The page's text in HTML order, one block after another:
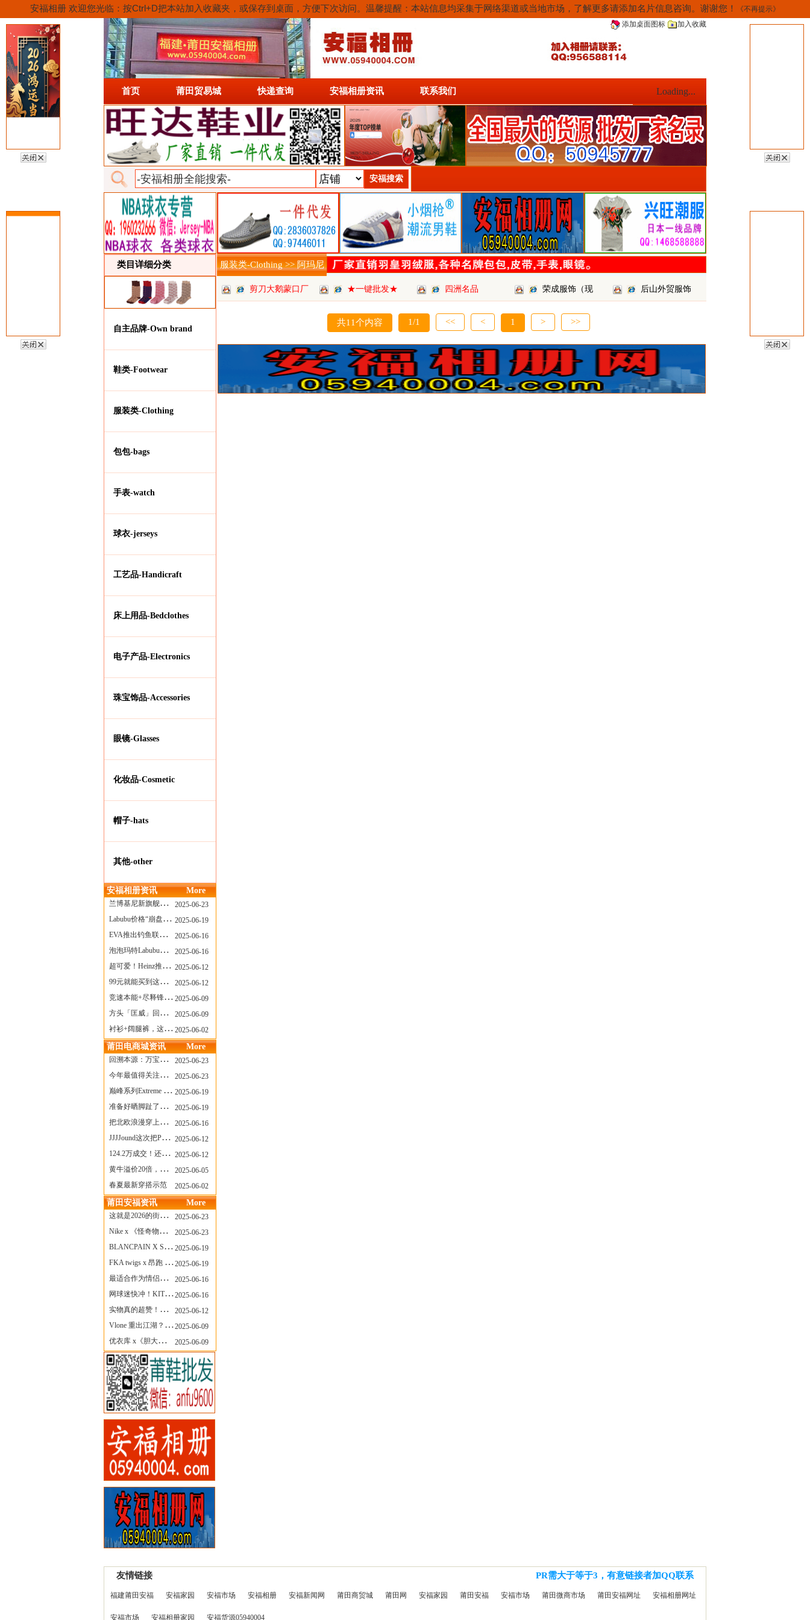
安福相册 欢迎您光临：按Ctrl+D把本站加入收藏夹，或保存到桌面，方便下次访问。温馨提醒：本站信息均采集于网络渠道或当地市场，了解更多请添加名片信息咨询。谢谢您！
《不再提示》
添加桌面图标
加入收藏
首页 莆田贸易城 快递查询 安福相册资讯 联系我们 Loading...
类目详细分类
自主品牌-Own brand
鞋类-Footwear
服装类-Clothing
包包-bags
手表-watch
球衣-jerseys
工艺品-Handicraft
床上用品-Bedclothes
电子产品-Electronics
珠宝饰品-Accessories
眼镜-Glasses
化妆品-Cosmetic
帽子-hats
其他-other
安福相册资讯 More
兰博基尼新旗舰曝光？这台顶级超跑或将在8月登场
2025-06-23
Labubu价格“崩盘”？618当日泡泡玛特预售补货量超200W！
2025-06-19
EVA推出钓鱼联名套装，初号机也能当“假饵”？
2025-06-16
泡泡玛特Labubu新品发售上演“拳王争霸”......
2025-06-16
超可爱！Heinz推出星之卡比合作款番茄酱！
2025-06-12
99元就能买到这样颜值的太阳镜？优衣库夏季墨镜系列
2025-06-12
竞速本能+尽释锋芒——罗杰杜彼Roger+Dubuis王者竞速系列飞返计时码表燃擎赛道
2025-06-09
方头「匡威」回归！日系简约里的小心思
2025-06-09
衬衫+阔腿裤，这样穿美出新高度！
2025-06-02
莆田电商城资讯 More
回溯本源：万宝龙推出明星系列都市灰腕表新作
2025-06-23
今年最值得关注的AF1！KOBE x AF1 明日发售
2025-06-23
巅峰系列Extreme Diver潜水腕表与Revival Diver复刻版潜水腕表共同推出“暗影款”新作
2025-06-19
准备好晒脚趾了吗？透明款 AF1 要回归了
2025-06-19
把北欧浪漫穿上脚，Cecilie Bahnsen x ASICS
2025-06-16
JJJJound这次把PUMA改得好安静
2025-06-12
124.2万成交！还有什么是Labubu做不到的？
2025-06-12
黄牛溢价20倍，「Labubu」3.0市价大盘点！假货比正品还贵...
2025-06-05
春夏最新穿搭示范
2025-06-02
莆田安福资讯 More
这就是2026的街头感！Prada新包我先爱了
2025-06-23
Nike x 《怪奇物语》联名回归，终于轮到这双热门款了！
2025-06-23
BLANCPAIN X SWATCH联名款 BIOCERAMIC SCUBA FIFTY FATHOMS 系列推出全新 GREEN ABYSS（碧波洋）腕表
2025-06-19
FKA twigs x 昂跑 联名来了，这三双 Cloud X 你选哪一双？
2025-06-19
最适合作为情侣鞋的New Balance 1906 Loafer出现了！
2025-06-16
网球迷快冲！KITH x Wilson 限量球拍太会设计了
2025-06-16
实物真的超赞！NB 新款 2010 新配色
2025-06-12
Vlone 重出江湖？突然又要联名，谁能想到！
2025-06-09
优衣库 x《胆大党》新品公布，第二季联动周边来了！
2025-06-09
服装类-Clothing >> 阿玛尼
剪刀大鹅蒙口厂 ★一键批发★ 四洲名品 荣成服饰（现
货）
后山外贸服饰
共11个内容 1/1 << < 1 > >>
友情链接 PR需大于等于3，有意链接者加QQ联系
福建莆田安福 安福家园 安福市场 安福相册 安福新闻网 莆田商贸城 莆田网 安福家园 莆田安福 安福市场 莆田微商市场 莆田安福网址 安福相册网址
安福市场 安福相册家园 安福货源05940004